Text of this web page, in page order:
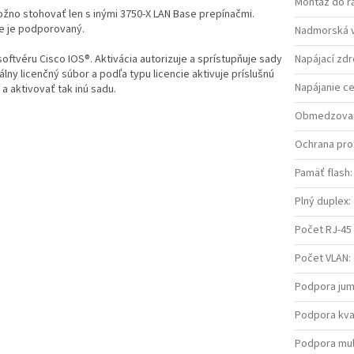
stohovať len s inými 3750-X LAN Base prepínačmi.
je podporovaný.
Cisco IOS®. Aktivácia autorizuje a sprístupňuje sady
licenčný súbor a podľa typu licencie aktivuje príslušnú
aktivovať tak inú sadu.
Nadmorská
Napájací
Napájanie
Ochrana
Pamäť flash:
Plný duplex:
Počet RJ-
Počet VLAN:
Podpora
Podpora
Podpora